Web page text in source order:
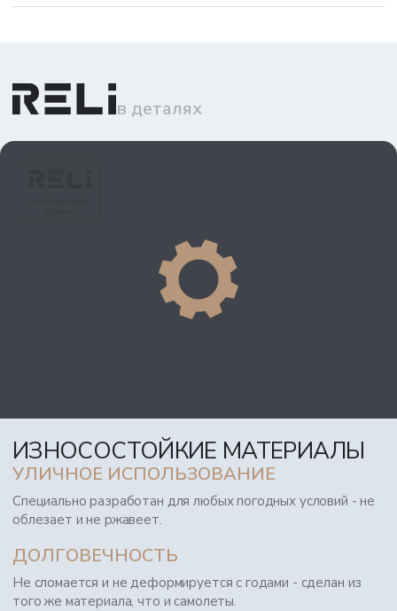
в деталях
ИЗНОСОСТОЙКИЕ МАТЕРИАЛЫ
УЛИЧНОЕ ИСПОЛЬЗОВАНИЕ
Специально разработан для любых погодных условий - не
облезает и не ржавеет.
ДОЛГОВЕЧНОСТЬ
Не сломается и не деформируется с годами - сделан из
того же материала, что и самолеты.